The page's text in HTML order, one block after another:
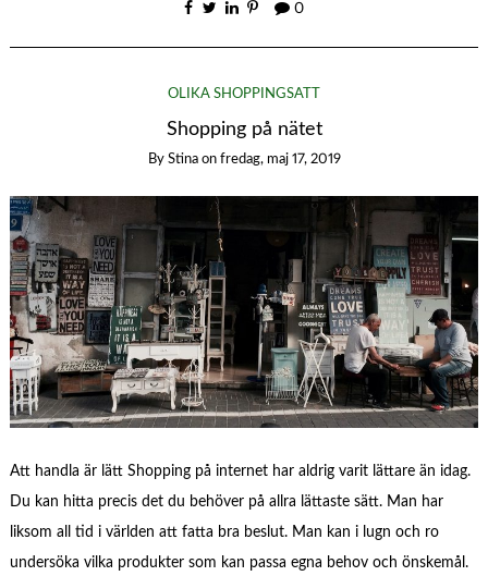
0
OLIKA SHOPPINGSÄTT
Shopping på nätet
By Stina on fredag, maj 17, 2019
Att handla är lätt Shopping på internet har aldrig varit lättare än idag.
Du kan hitta precis det du behöver på allra lättaste sätt. Man har
liksom all tid i världen att fatta bra beslut. Man kan i lugn och ro
undersöka vilka produkter som kan passa egna behov och önskemål.